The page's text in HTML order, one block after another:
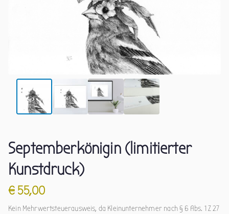
Septemberkönigin (limitierter
Kunstdruck)
€ 55,00
Kein Mehrwertsteuerausweis, da Kleinunternehmer nach § 6 Abs. 1 Z 27